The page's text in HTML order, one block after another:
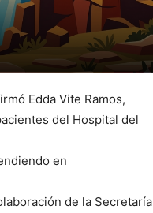
Edda Vite Ramos,
del Hospital del
en
de la Secretaría